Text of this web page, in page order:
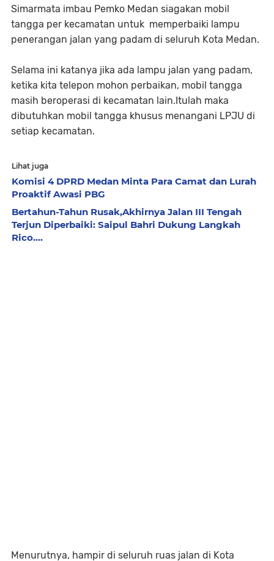
Simarmata imbau Pemko Medan siagakan mobil
tangga per kecamatan untuk memperbaiki lampu
penerangan jalan yang padam di seluruh Kota Medan.
Selama ini katanya jika ada lampu jalan yang padam,
ketika kita telepon mohon perbaikan, mobil tangga
masih beroperasi di kecamatan lain.Itulah maka
dibutuhkan mobil tangga khusus menangani LPJU di
setiap kecamatan.
Lihat juga
Komisi 4 DPRD Medan Minta Para Camat dan Lurah
Proaktif Awasi PBG
Bertahun-Tahun Rusak,Akhirnya Jalan III Tengah
Terjun Diperbaiki: Saipul Bahri Dukung Langkah
Rico....
Menurutnya, hampir di seluruh ruas jalan di Kota